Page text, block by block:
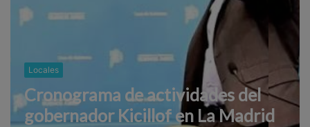
Locales
Cronograma de actividades del
gobernador Kicillof en La Madrid